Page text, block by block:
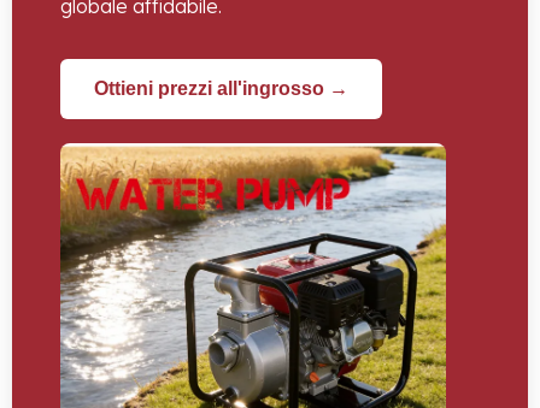
globale affidabile.
Ottieni prezzi all'ingrosso →